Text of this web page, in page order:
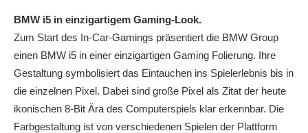
BMW i5 in einzigartigem Gaming-Look.
Zum Start des In-Car-Gamings präsentiert die BMW Group
einen BMW i5 in einer einzigartigen Gaming Folierung. Ihre
Gestaltung symbolisiert das Eintauchen ins Spielerlebnis bis in
die einzelnen Pixel. Dabei sind große Pixel als Zitat der heute
ikonischen 8-Bit Ära des Computerspiels klar erkennbar. Die
Farbgestaltung ist von verschiedenen Spielen der Plattform